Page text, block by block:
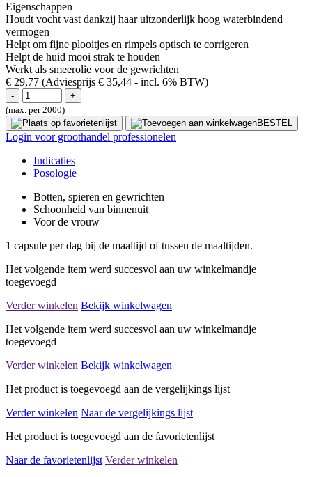
Eigenschappen
Houdt vocht vast dankzij haar uitzonderlijk hoog waterbindend
vermogen
Helpt om fijne plooitjes en rimpels optisch te corrigeren
Helpt de huid mooi strak te houden
Werkt als smeerolie voor de gewrichten
€ 29,77 (Adviesprijs € 35,44 - incl. 6% BTW)
(max. per 2000)
BESTEL
Login voor groothandel professionelen
Indicaties
Posologie
Botten, spieren en gewrichten
Schoonheid van binnenuit
Voor de vrouw
1 capsule per dag bij de maaltijd of tussen de maaltijden.
Het volgende item werd succesvol aan uw winkelmandje
toegevoegd
Verder winkelen Bekijk winkelwagen
Het volgende item werd succesvol aan uw winkelmandje
toegevoegd
Verder winkelen Bekijk winkelwagen
Het product is toegevoegd aan de vergelijkings lijst
Verder winkelen Naar de vergelijkings lijst
Het product is toegevoegd aan de favorietenlijst
Naar de favorietenlijst Verder winkelen